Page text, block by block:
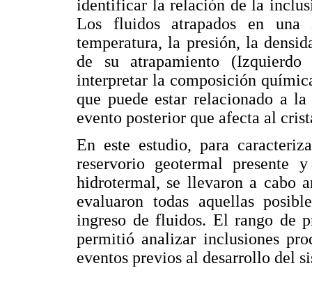
identificar la relación de la
Los fluidos atrapados en una
temperatura, la presión, la
de su atrapamiento
interpretar la composición
que puede estar relacionado a
evento posterior que afecta al
En este estudio, para
reservorio geotermal presente
hidrotermal, se llevaron a cabo
evaluaron todas aquellas
ingreso de fluidos. El rango de
permitió analizar inclusiones
eventos previos al desarrollo del